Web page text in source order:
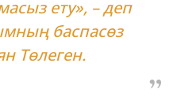
ету», – деп
баспасөз
Төлеген.